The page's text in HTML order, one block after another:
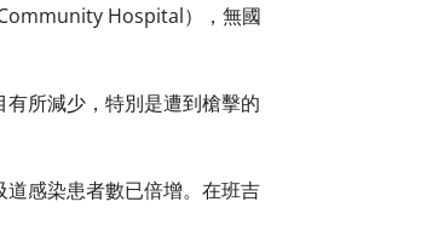
Hospital），無國
有所減少，特別是遭到槍擊的
感染患者數已倍增。在班吉